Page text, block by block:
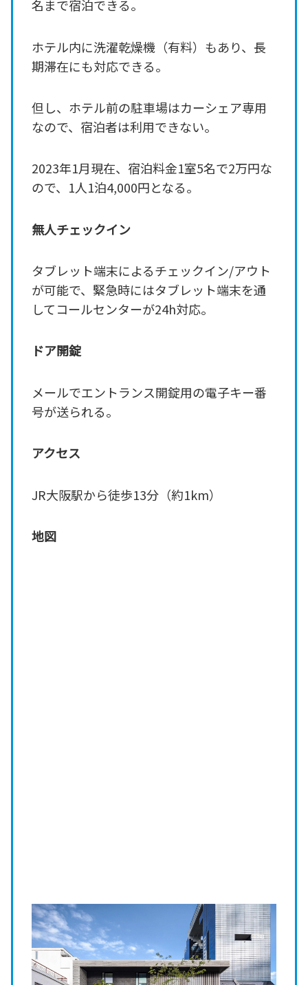
名まで宿泊できる。
ホテル内に洗濯乾燥機（有料）もあり、長
期滞在にも対応できる。
但し、ホテル前の駐車場はカーシェア専用
なので、宿泊者は利用できない。
2023年1月現在、宿泊料金1室5名で2万円な
ので、1人1泊4,000円となる。
無人チェックイン
タブレット端末によるチェックイン/アウト
が可能で、緊急時にはタブレット端末を通
してコールセンターが24h対応。
ドア開錠
メールでエントランス開錠用の電子キー番
号が送られる。
アクセス
JR大阪駅から徒歩13分（約1km）
地図